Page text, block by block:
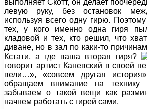
выполняет Скотт, он делает
левую руку, без остановок
используя всего одну гирю.
тех, у кого именно одна гиря
кладовой и тех, кто решил, что
диване, но в зал по каки-то
Кстати, а где ваша вторая гиря?
говорит артист Каневский в своей
вели…», «совсем другая
обращаем внимание на
забываем о такой вещи как
начнем работать с гирей сами.